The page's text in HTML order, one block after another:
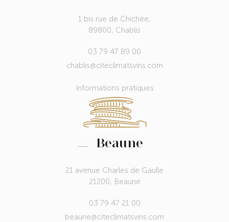
1 bis rue de Chichée,
89800, Chablis
03 79 47 89 00
chablis@citeclimatsvins.com
Informations pratiques
Beaune
21 avenue Charles de Gaulle
21200, Beaune
03 79 47 21 00
beaune@citeclimatsvins.com